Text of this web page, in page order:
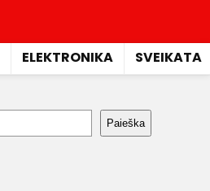
ELEKTRONIKA SVEIKATA
Paieška